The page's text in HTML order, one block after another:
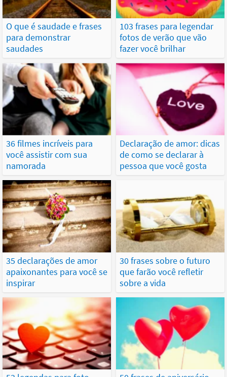
O que é saudade e frases
para demonstrar
saudades
103 frases para legendar
fotos de verão que vão
fazer você brilhar
36 filmes incríveis para
você assistir com sua
namorada
Declaração de amor: dicas
de como se declarar à
pessoa que você gosta
35 declarações de amor
apaixonantes para você se
inspirar
30 frases sobre o futuro
que farão você refletir
sobre a vida